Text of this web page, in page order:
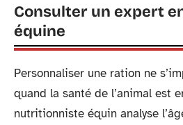
Consulter un expert
équine
Personnaliser une ration ne
quand la santé de l’animal est
nutritionniste équin analyse